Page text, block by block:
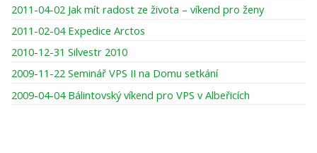
2011-04-02 Jak mít radost ze života – víkend pro ženy
2011-02-04 Expedice Arctos
2010-12-31 Silvestr 2010
2009-11-22 Seminář VPS II na Domu setkání
2009-04-04 Bálintovský víkend pro VPS v Albeřicích